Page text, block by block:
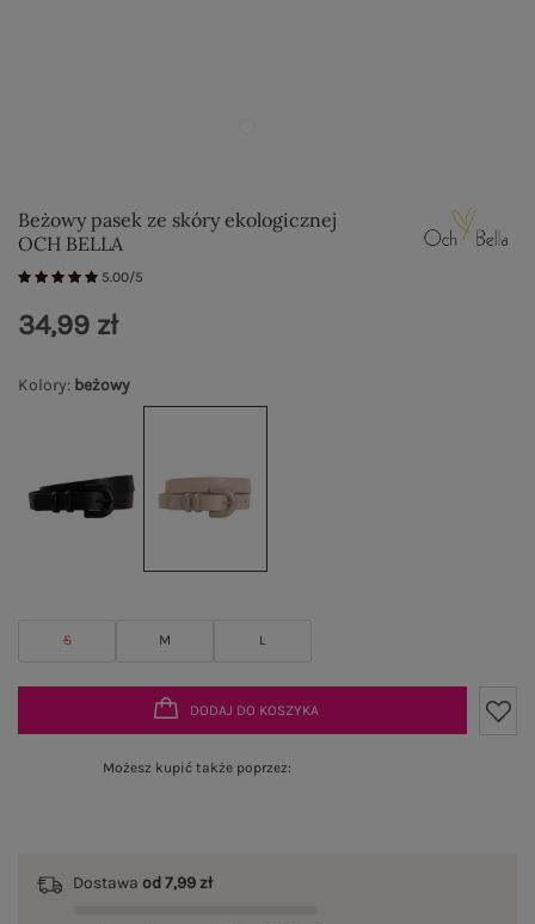
Beżowy pasek ze skóry ekologicznej
OCH BELLA
5.00/5
Kolory: beżowy
S M L
34,99 zł
DODAJ DO KOSZYKA
Możesz kupić także poprzez:
Dostawa od 7,99 zł